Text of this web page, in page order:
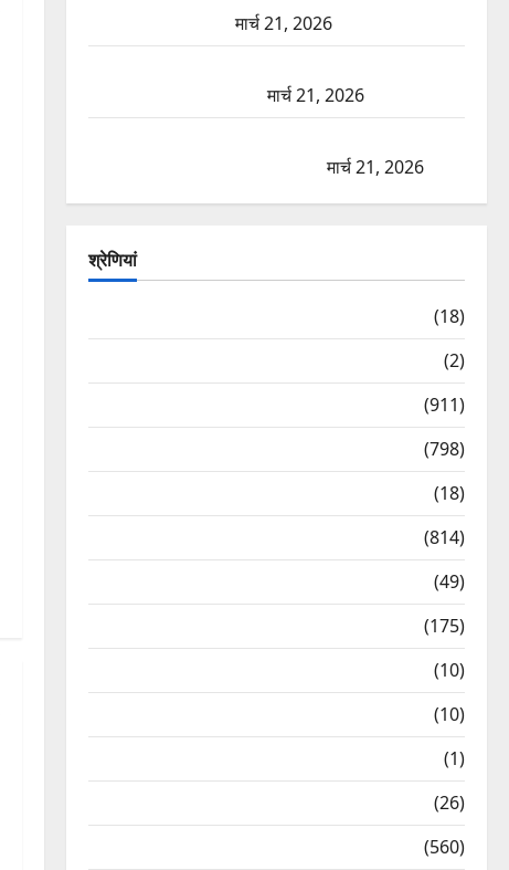
मार्च 21, 2026
मार्च 21, 2026
मार्च 21, 2026
श्रेणियां
(18)
(2)
(911)
(798)
(18)
(814)
(49)
(175)
(10)
(10)
(1)
(26)
(560)